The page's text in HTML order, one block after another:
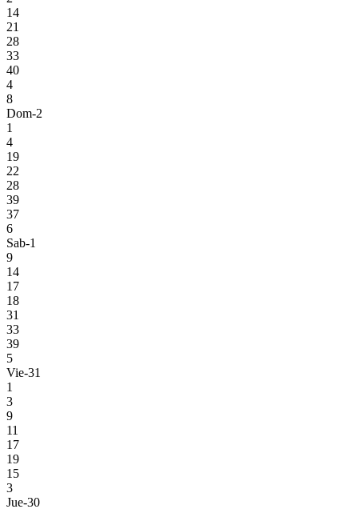
14
21
28
33
40
4
8
Dom-2
1
4
19
22
28
39
37
6
Sab-1
9
14
17
18
31
33
39
5
Vie-31
1
3
9
11
17
19
15
3
Jue-30